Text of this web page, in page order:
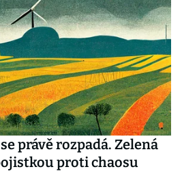
právě rozpadá. Zelená
proti chaosu